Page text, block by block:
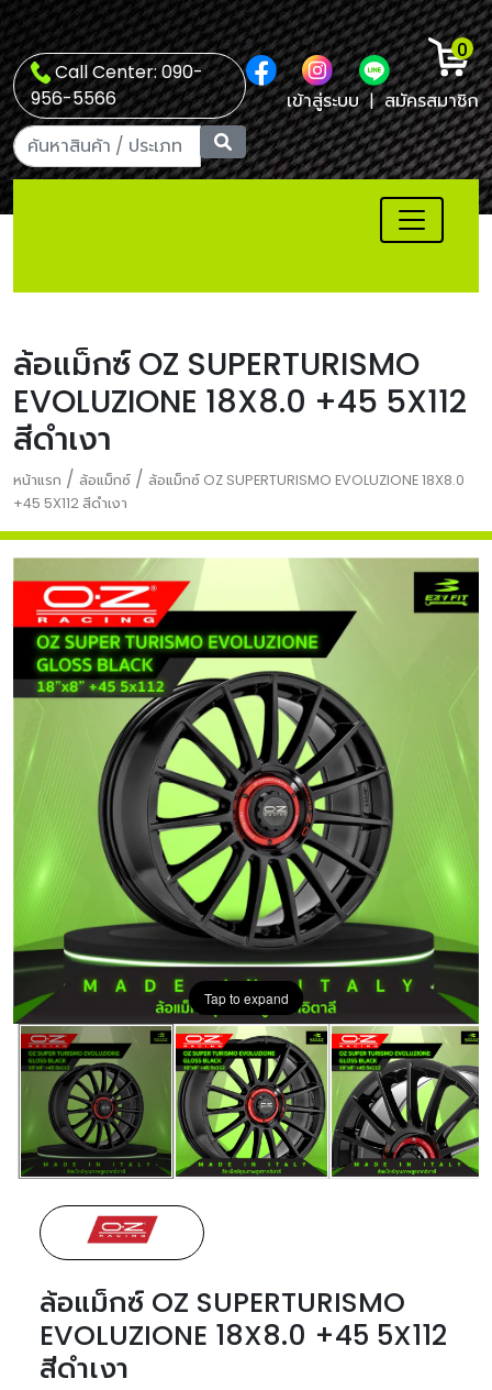
Call Center: 090-
956-5566
0
เข้าสู่ระบบ | สมัครสมาชิก
ล้อแม็กซ์ OZ SUPERTURISMO
EVOLUZIONE 18X8.0 +45 5X112
สีดำเงา
หน้าแรก / ล้อแม็กซ์ / ล้อแม็กซ์ OZ SUPERTURISMO EVOLUZIONE 18X8.0
+45 5X112 สีดำเงา
Tap to expand
ล้อแม็กซ์ OZ SUPERTURISMO
EVOLUZIONE 18X8.0 +45 5X112
สีดำเงา